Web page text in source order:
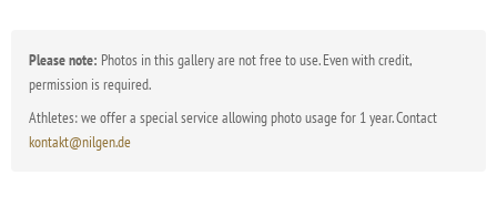
Please note: Photos in this gallery are not free to use. Even with credit,
permission is required.
Athletes: we offer a special service allowing photo usage for 1 year. Contact
kontakt@nilgen.de